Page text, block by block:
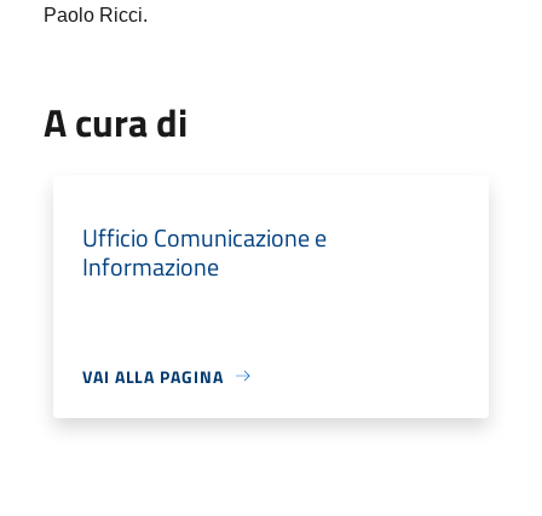
Paolo Ricci.
A cura di
Ufficio Comunicazione e
Informazione
VAI ALLA PAGINA